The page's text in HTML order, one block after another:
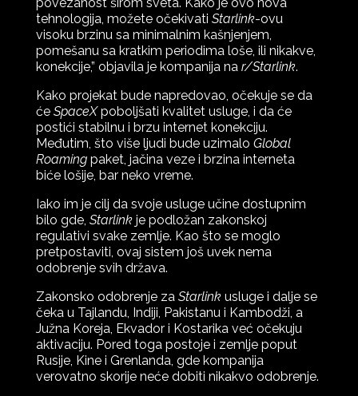
povezanost širom sveta. Kako je ovo nova
tehnologija, možete očekivati Starlink-ovu
visoku brzinu sa minimalnim kašnjenjem,
pomešanu sa kratkim periodima loše, ili nikakve,
konekcije,” objavila je kompanija na r/Starlink.
Kako projekat bude napredovao, očekuje se da
će SpaceXpoboljšati kvalitet usluge, i da će
postići stabilnu i brzu internet konekciju.
Međutim, što više ljudi bude uzimalo Global
Roamingpaket, jačina veze i brzina interneta
biće lošije, bar neko vreme.
Iako im je cilj da svoje usluge učine dostupnim
bilo gde, Starlinkje podložan zakonskoj
regulativi svake zemlje. Kao što se moglo
pretpostaviti, ovaj sistem još uvek nema
odobrenje svih država.
Zakonsko odobrenje za Starlinkusluge i dalje se
čeka u Tajlandu, Indiji, Pakistanu i Kambodži, a
Južna Koreja, Ekvador i Kostarika već očekuju
aktivaciju. Pored toga postoje i zemlje poput
Rusije, Kine i Grenlanda, gde kompanija
verovatno skorije neće dobiti nikakvo odobrenje.